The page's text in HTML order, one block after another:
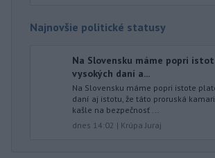
Najnovšie politické statusy
Na Slovensku máme popri
vysokých daní a...
Na Slovensku máme popri istote
daní aj istotu, že táto proruská
kašle na bezpečnosť ...
dnes 14:02 | Krúpa Juraj